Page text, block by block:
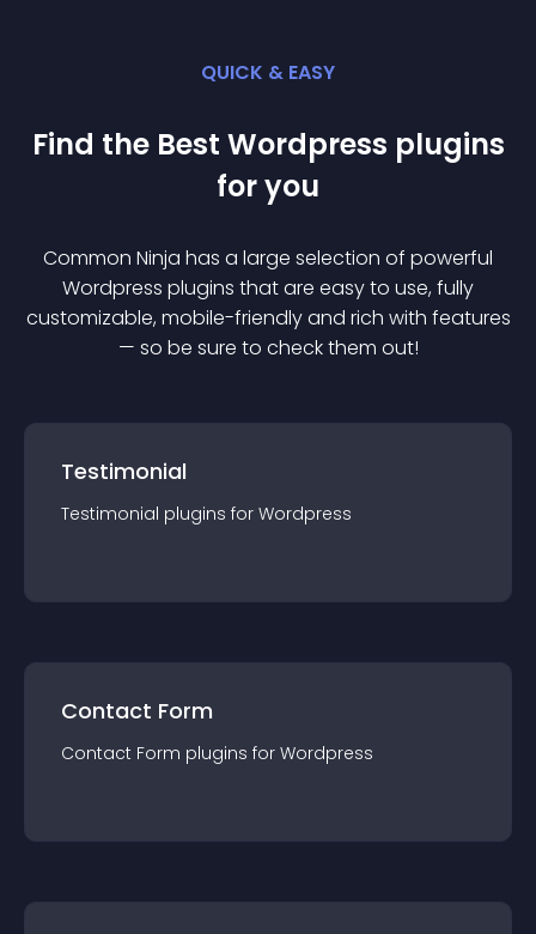
QUICK & EASY
Find the Best Wordpress plugins
for you
Common Ninja has a large selection of powerful
Wordpress plugins that are easy to use, fully
customizable, mobile-friendly and rich with features
— so be sure to check them out!
Testimonial
Testimonial plugins for Wordpress
Contact Form
Contact Form plugins for Wordpress